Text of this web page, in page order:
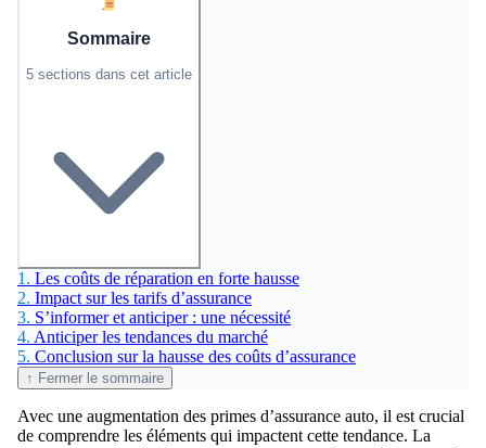
Sommaire
5 sections dans cet article
1. Les coûts de réparation en forte hausse
2. Impact sur les tarifs d’assurance
3. S’informer et anticiper : une nécessité
4. Anticiper les tendances du marché
5. Conclusion sur la hausse des coûts d’assurance
↑ Fermer le sommaire
Avec une augmentation des primes d’assurance auto, il est crucial
de comprendre les éléments qui impactent cette tendance. La